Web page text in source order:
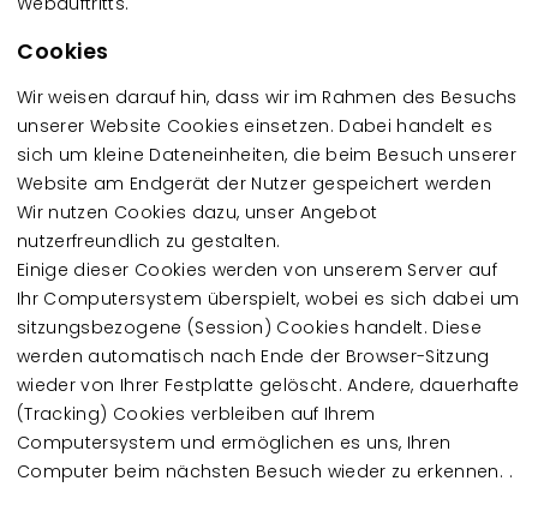
Cookies
Wir weisen darauf hin, dass wir im Rahmen des Besuchs
unserer Website Cookies einsetzen. Dabei handelt es
sich um kleine Dateneinheiten, die beim Besuch unserer
Website am Endgerät der Nutzer gespeichert werden
Wir nutzen Cookies dazu, unser Angebot
nutzerfreundlich zu gestalten.
Einige dieser Cookies werden von unserem Server auf
Ihr Computersystem überspielt, wobei es sich dabei um
sitzungsbezogene (Session) Cookies handelt. Diese
werden automatisch nach Ende der Browser-Sitzung
wieder von Ihrer Festplatte gelöscht. Andere, dauerhafte
(Tracking) Cookies verbleiben auf Ihrem
Computersystem und ermöglichen es uns, Ihren
Computer beim nächsten Besuch wieder zu erkennen. .